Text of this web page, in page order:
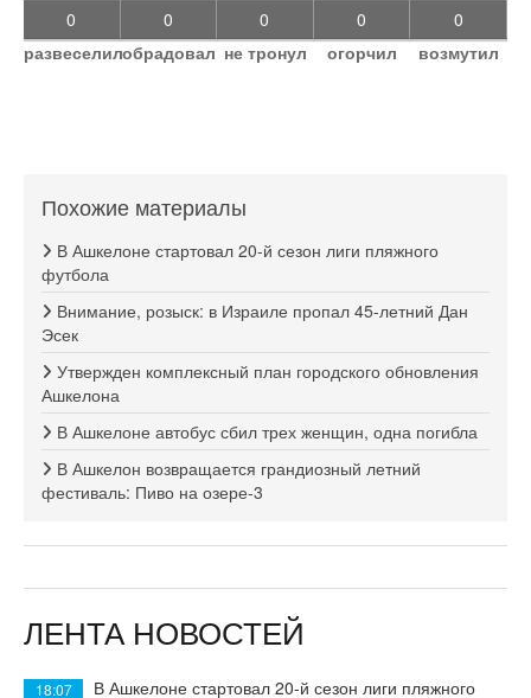
0
развеселил
0
обрадовал
0
не тронул
0
огорчил
0
возмутил
Похожие материалы
В Ашкелоне стартовал 20-й сезон лиги пляжного
футбола
Внимание, розыск: в Израиле пропал 45-летний Дан
Эсек
Утвержден комплексный план городского обновления
Ашкелона
В Ашкелоне автобус сбил трех женщин, одна погибла
В Ашкелон возвращается грандиозный летний
фестиваль: Пиво на озере-3
ЛЕНТА НОВОСТЕЙ
18:07 В Ашкелоне стартовал 20-й сезон лиги пляжного